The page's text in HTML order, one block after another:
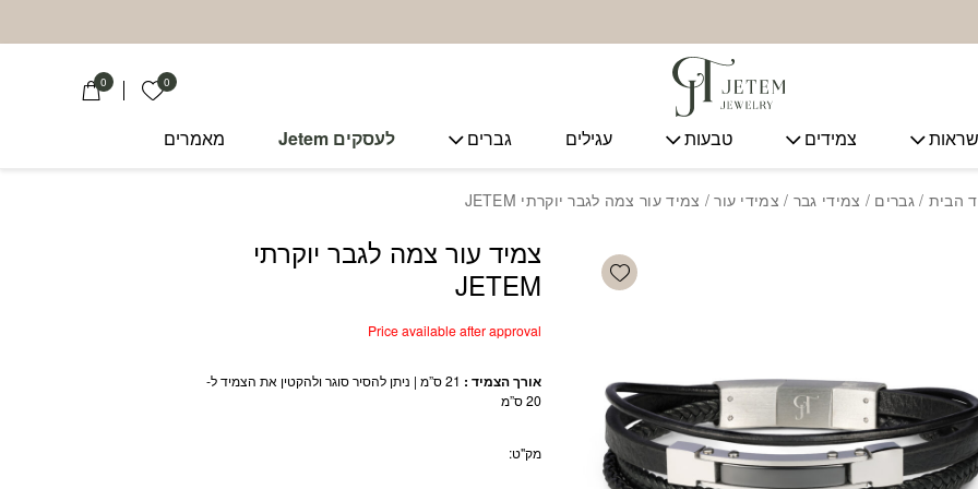
0 הרשימה שלי
0
צמידים טבעות עגילים גברים לעסקים Jetem מאמרים
הבית /גברים / צמידי גבר / צמידי עור/ צמיד עור צמה לגבר יוקרתי JETEM
צמיד עור צמה לגבר יוקרתי
JETEM
Price available after approval
אורך הצמיד :
21 ס”מ | ניתן להסיר סוגר ולהקטין את הצמיד ל-
20 ס”מ
מק"ט:
Add wishlist